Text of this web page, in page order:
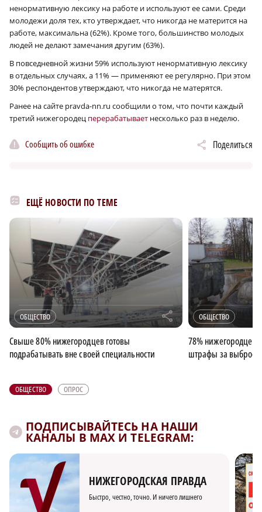
ненормативную лексику на работе и используют ее сами. Среди
молодежи доля тех, кто утверждает, что никогда не матерится на
работе, максимальна (62%). Кроме того, большинство молодых
людей не делают замечания другим (63%).
В повседневной жизни 59% используют ненормативную лексику
в отдельных случаях, а 11% — применяют ее регулярно. При этом
30% респондентов утверждают, что никогда не матерятся.
Ранее на сайте pravda-nn.ru сообщили о том, что почти каждый
третий нижегородец перерабатывает несколько раз в неделю.
Сообщить об ошибке Поделиться
ЕЩЁ НОВОСТИ ПО ТЕМЕ
ОБЩЕСТВО r
Свыше 80% нижегородцев готовы
подрабатывать вне своей специальности
ОБЩЕСТВО
78% нижегородцев
штрафы за выброс
ОБЩЕСТВО ОПРОС
ПОДПИСЫВАЙТЕСЬ НА НАШИ
КАНАЛЫ В MAX И TELEGRAM:
НИЖЕГОРОДСКАЯ ПРАВДА
Быстро, честно, точно. И ничего лишнего